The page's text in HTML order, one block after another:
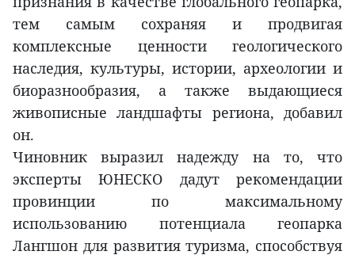
тем самым сохраняя и продвигая
комплексные ценности геологического
наследия, культуры, истории, археологии и
биоразнообразия, а также выдающиеся
живописные ландшафты региона, добавил
он.
Чиновник выразил надежду на то, что
эксперты ЮНЕСКО дадут рекомендации
провинции по максимальному
использованию потенциала геопарка
Лангшон для развития туризма, способствуя